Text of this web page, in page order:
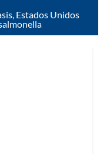
Estados Unidos